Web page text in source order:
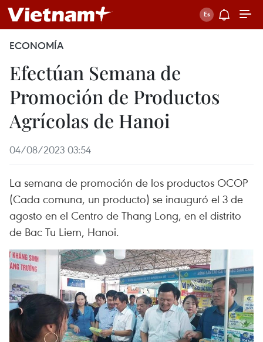
ECONOMÍA
Efectúan Semana de
Promoción de Productos
Agrícolas de Hanoi
04/08/2023 03:54
La semana de promoción de los productos OCOP
(Cada comuna, un producto) se inauguró el 3 de
agosto en el Centro de Thang Long, en el distrito
de Bac Tu Liem, Hanoi.